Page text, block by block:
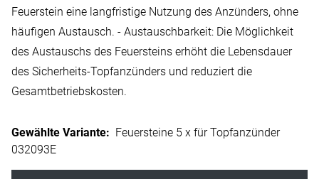
Feuerstein eine langfristige Nutzung des Anzünders, ohne
häufigen Austausch. - Austauschbarkeit: Die Möglichkeit
des Austauschs des Feuersteins erhöht die Lebensdauer
des Sicherheits-Topfanzünders und reduziert die
Gesamtbetriebskosten.
Gewählte Variante: Feuersteine 5 x für Topfanzünder
032093E